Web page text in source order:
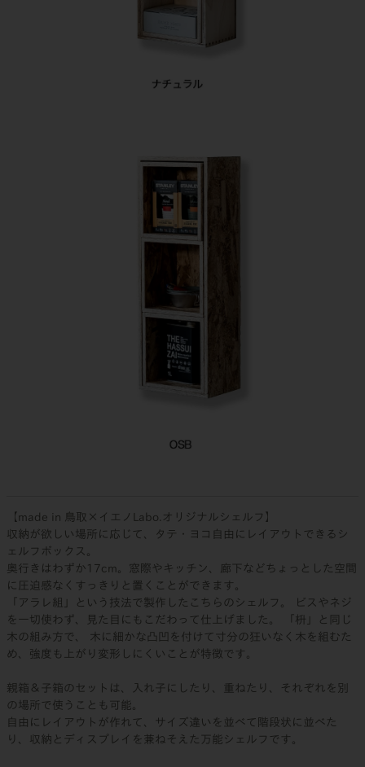
【made in 鳥取×イエノLabo.オリジナルシェルフ】
収納が欲しい場所に応じて、タテ・ヨコ自由にレイアウトできるシ
ェルフボックス。
奥行きはわずか17cm。窓際やキッチン、廊下などちょっとした空間
に圧迫感なくすっきりと置くことができます。
「アラレ組」という技法で製作したこちらのシェルフ。 ビスやネジ
を一切使わず、見た目にもこだわって仕上げました。 「枡」と同じ
木の組み方で、 木に細かな凸凹を付けて寸分の狂いなく木を組むた
め、強度も上がり変形しにくいことが特徴です。
親箱＆子箱のセットは、入れ子にしたり、重ねたり、それぞれを別
の場所で使うことも可能。
自由にレイアウトが作れて、サイズ違いを並べて階段状に並べた
り、収納とディスプレイを兼ねそえた万能シェルフです。